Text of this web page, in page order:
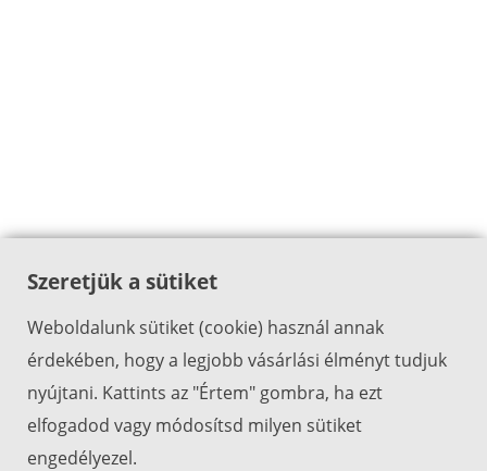
Szeretjük a sütiket
Weboldalunk sütiket (cookie) használ annak
érdekében, hogy a legjobb vásárlási élményt tudjuk
nyújtani. Kattints az "Értem" gombra, ha ezt
elfogadod vagy módosítsd milyen sütiket
engedélyezel.